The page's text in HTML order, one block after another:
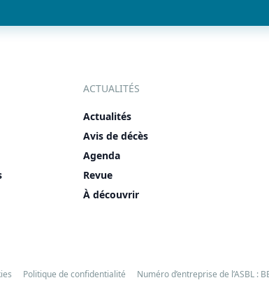
ACTUALITÉS
Actualités
Avis de décès
Agenda
Revue
À découvrir
Politique de confidentialité Numéro d’entreprise de l’ASBL :